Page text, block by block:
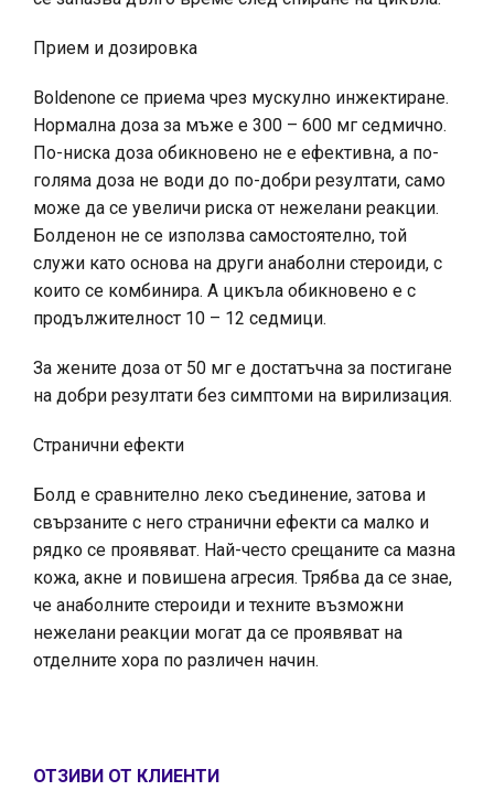
Прием и дозировка
Boldenone се приема чрез мускулно инжектиране.
Нормална доза за мъже е 300 – 600 мг седмично.
По-ниска доза обикновено не е ефективна, а по-
голяма доза не води до по-добри резултати, само
може да се увеличи риска от нежелани реакции.
Болденон не се използва самостоятелно, той
служи като основа на други анаболни стероиди, с
които се комбинира. А цикъла обикновено е с
продължителност 10 – 12 седмици.
За жените доза от 50 мг е достатъчна за постигане
на добри резултати без симптоми на вирилизация.
Странични ефекти
Болд е сравнително леко съединение, затова и
свързаните с него странични ефекти са малко и
рядко се проявяват. Най-често срещаните са мазна
кожа, акне и повишена агресия. Трябва да се знае,
че анаболните стероиди и техните възможни
нежелани реакции могат да се проявяват на
отделните хора по различен начин.
ОТЗИВИ ОТ КЛИЕНТИ